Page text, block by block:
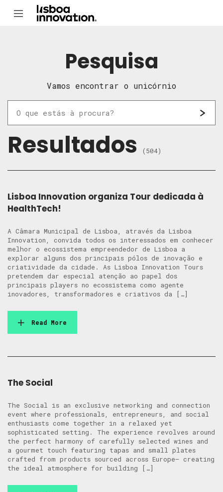
Pesquisa
Vamos encontrar o unicórnio
Resultados (504)
Lisboa Innovation organiza Tour dedicada à
HealthTech!
A Câmara Municipal de Lisboa, através da Lisboa
Innovation, convida todos os interessados em conhecer
melhor o ecossistema empreendedor de Lisboa a
explorar alguns dos principais pólos de inovação e
criatividade da cidade. As Lisboa Innovation Tours
pretendem dar especial atenção ao papel dos
principais players no ecossistema como agente
inovadores, transformadores e criativos da […]
Read More
The Social
The Social is an exclusive networking and connection
event where professionals, entrepreneurs, and social
enthusiasts come together in a relaxed yet
sophisticated setting. The experience revolves around
the perfect harmony of carefully selected wines and
a gourmet touch featuring tapas and small plates
crafted from products sourced across Europe— creating
the ideal atmosphere for building […]